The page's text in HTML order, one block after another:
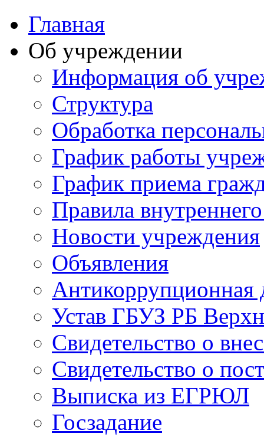
Главная
Об учреждении
Информация об
Структура
Обработка
График работы
График приема
Правила
Новости учреждения
Объявления
Антикоррупционная
Устав ГБУЗ РБ
Свидетельство о
Свидетельство о
Выписка из ЕГРЮЛ
Госзадание